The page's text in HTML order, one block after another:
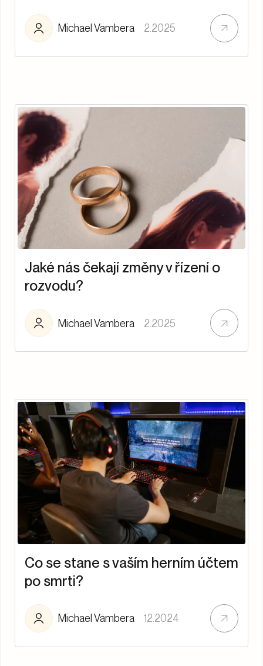
Michael Vambera 2.2025
Jaké nás čekají změny v řízení o
rozvodu?
Michael Vambera 2.2025
Co se stane s vaším herním účtem
po smrti?
Michael Vambera 12.2024